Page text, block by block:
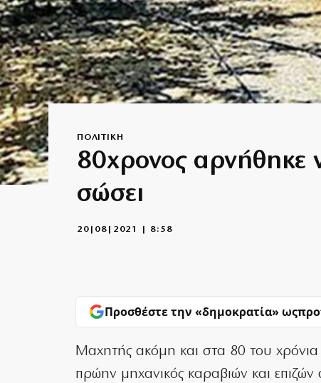
ΠΟΛΙΤΙΚΗ
80χρονος αρνήθηκε
σώσει
20|08|2021 | 8:58
Προσθέστε την «δημοκρατία» ως
Μαχητής ακόμη και στα 80 του χρόνια
πρώην μηχανικός καραβιών και